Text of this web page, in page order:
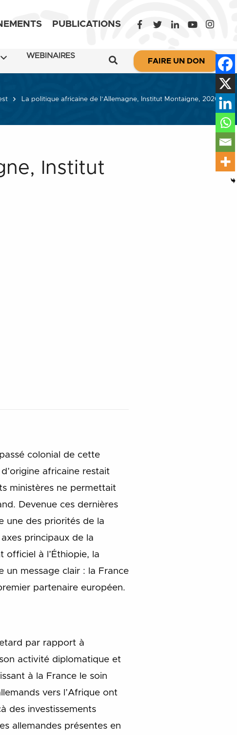
PUBLICATIONS
WEBINAIRES
FAIRE UN DON
La politique africaine de l’Allemagne, Institut Montaigne, 2020
Institut
colonial de cette
africaine restait
ministères ne permettait
Devenue ces dernières
une des priorités de la
principaux de la
officiel à l’Éthiopie, la
un message clair : la France
partenaire européen.
par rapport à
activité diplomatique et
à la France le soin
vers l’Afrique ont
des investissements
allemandes présentes en